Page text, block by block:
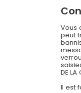
Vous
peut
DE
Il est